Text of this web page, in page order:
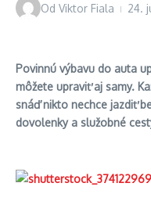
Od Viktor Fiala 24.
Povinnú výbavu do auta
môžete upraviť aj samy.
snáď nikto nechce jazdiť
dovolenky a služobné